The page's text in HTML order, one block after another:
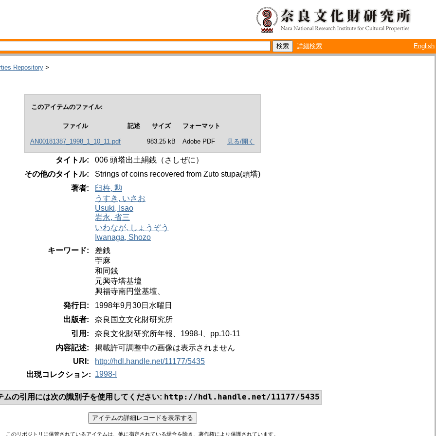
詳細検索 English
Repository >
このアイテムのファイル:
ファイル 記述 サイズ フォーマット
AN00181387_1998_1_10_11.pdf 983.25 kB Adobe PDF 見る/開く
タイトル:
006 頭塔出土絹銭（さしぜに）
その他のタイトル:
Strings of coins recovered from Zuto stupa(頭塔)
著者:
臼杵, 勲
うすき, いさお
Usuki, Isao
岩永, 省三
いわなが, しょうぞう
Iwanaga, Shozo
キーワード:
差銭
苧麻
和同銭
元興寺塔基壇
興福寺南円堂基壇、
発行日:
1998年9月30日水曜日
出版者:
奈良国立文化財研究所
引用:
奈良文化財研究所年報、1998-I、pp.10-11
内容記述:
掲載許可調整中の画像は表示されません
URI:
http://hdl.handle.net/11177/5435
出現コレクション: 1998-I
ムの引用には次の識別子を使用してください: http://hdl.handle.net/11177/5435
このリポジトリに保管されているアイテムは、他に指定されている場合を除き、著作権により保護されています。